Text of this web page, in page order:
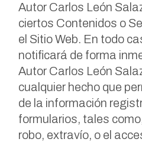
Autor Carlos León
ciertos Contenidos o
el Sitio Web. En todo
notificará de forma
Autor Carlos León
cualquier hecho que
de la información
formularios, tales
robo, extravío, o el